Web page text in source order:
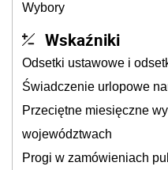
Wybory
Wskaźniki
Odsetki ustawowe i
Świadczenie urlopowe
Przeciętne miesięczne
województwach
Progi w zamówieniach